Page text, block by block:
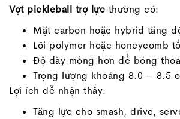
Vợt pickleball trợ lực thường có:
Mặt carbon hoặc hybrid tăng
Lõi polymer hoặc honeycomb
Độ dày mỏng hơn để bóng
Trọng lượng khoảng 8.0 – 8.5
Lợi ích dễ nhận thấy:
Tăng lực cho smash, drive,